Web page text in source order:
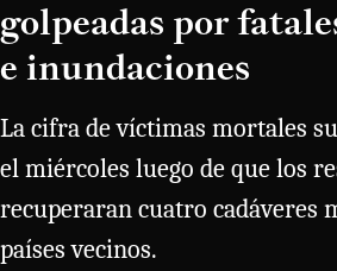
golpeadas por
e inundaciones
La cifra de víctimas mortales
el miércoles luego de que los
recuperaran cuatro cadáveres
países vecinos.